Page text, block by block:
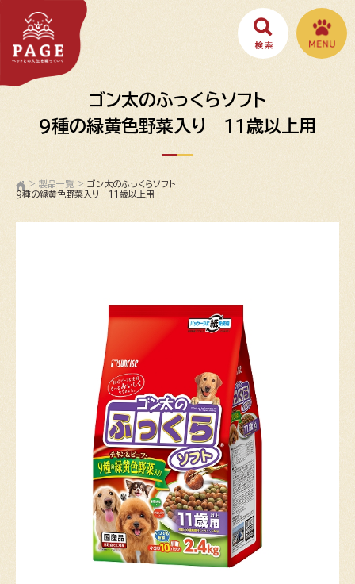
ゴン太のふっくらソフト
9種の緑黄色野菜入り 11歳以上用
> 製品一覧 > ゴン太のふっくらソフト
9種の緑黄色野菜入り 11歳以上用